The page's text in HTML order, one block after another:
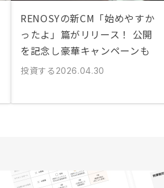
RENOSYの新CM「始めやすか
ったよ」篇がリリース！ 公開
を記念し豪華キャンペーンも
投資する 2026.04.30